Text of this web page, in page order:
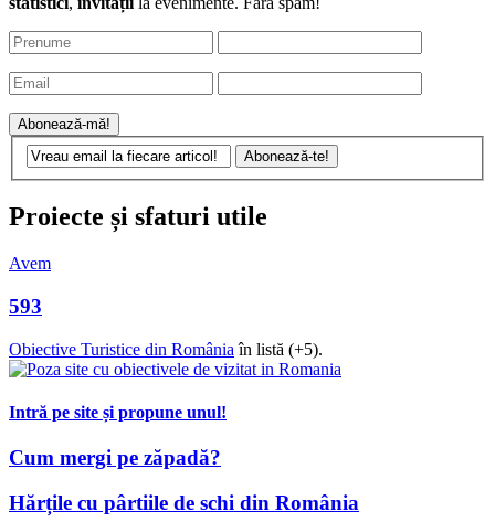
Proiecte și sfaturi utile
Avem
593
Obiective Turistice din România în listă (+5).
Intră pe site și propune unul!
Cum mergi pe zăpadă?
Hărțile cu pârtiile de schi din România